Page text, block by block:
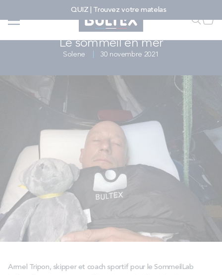
QUIZ | Trouvez votre matelas
Faire
MATELAS
SOMMIERS
ENSEMBLES
ACCESSOIRES
PROMOS
Technologie bultex
Le sommeil en mer - Bultex
SPORT, SCIENCE & PERFORMANCE
Le sommeil en mer
Solene 30 novembre 2021
Armel Tripon, skipper et coach sportif pour le SommeilLab